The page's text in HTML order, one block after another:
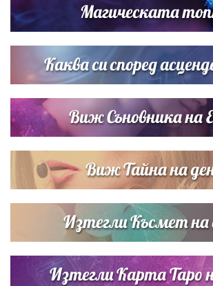
Дъщерята на Гала - Мари отплава с
си деца на семейна морска приказка
Магическата
Каква си според
Виж Съновника на
Виж Тайна на
Изтегли Късмет на
Изтегли Карта Таро